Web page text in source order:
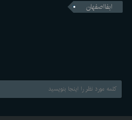
ابفااصفهان